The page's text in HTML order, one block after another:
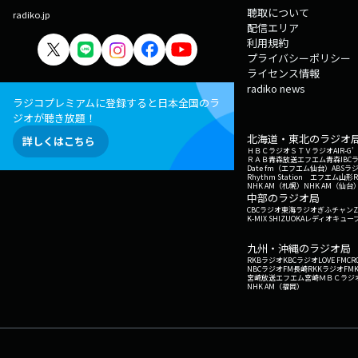
radiko.jp
ラジコプレミアムに登録すると日本全国のラ
ジオが聴き放題！
詳しくはこちら
聴取について
配信エリア
利用規約
プライバシーポリシー
ライセンス情報
radiko news
北海道・東北のラジオ
ＨＢＣラジオＳＴＶラジオAIR-G'
ＲＡＢ青森放送エフエム青森IBC
Date fm（エフエム仙台） ABSラ
Rhythm Station エフエム山形
NHK AM（札幌） NHK AM（仙台
中部のラジオ局
CBCラジオ東海ラジオぎふチャン
K-MIX SHIZUOKAレディオキュー
九州・沖縄のラジオ局
RKBラジオKBCラジオLOVE FM
NBCラジオFM長崎RKKラジオ
宮崎放送エフエム宮崎ＭＢＣラジ
NHK AM（福岡）